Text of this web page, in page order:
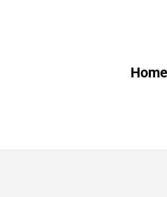
Home